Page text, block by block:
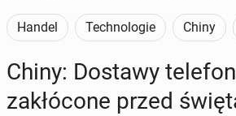
Handel Technologie Chiny
Chiny: Dostawy
za­kłó­co­ne przed